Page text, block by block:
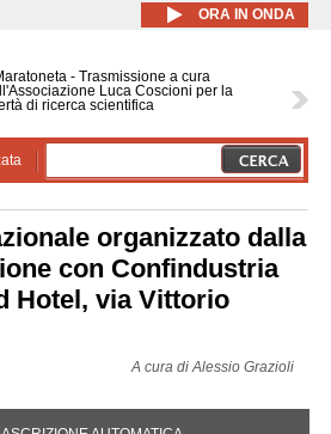
ORA IN ONDA
- Trasmissione a cura
Luca Coscioni per la
di ricerca scientifica
organizzato dalla
con Confindustria
Hotel, via Vittorio
A cura diAlessio Grazioli